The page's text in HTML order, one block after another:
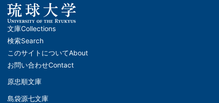
メ
イ
ン
ナ
ビ
文庫Collections
検索Search
このサイトについてAbout
お問い合わせContact
文
原忠順文庫
島袋源七文庫